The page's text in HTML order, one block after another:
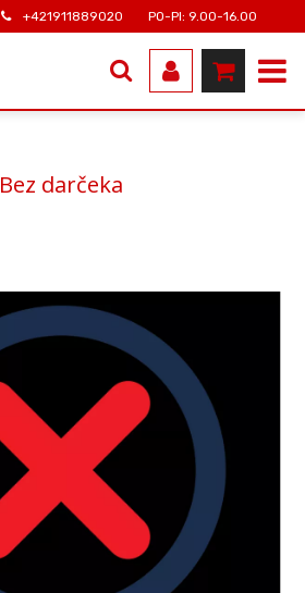
+421911889020 PO-PI: 9.00-16.00
Bez darčeka